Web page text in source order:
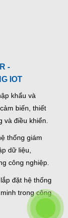
-
IOT
khẩu và
biến, thiết
và điều khiển.
thống giám
dữ liệu,
công nghiệp.
đặt hệ thống
trong công